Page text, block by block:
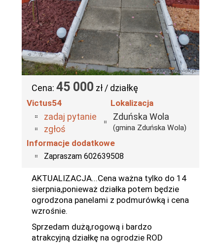
Cena: 45 000 zł / działkę
Victus54
zadaj pytanie
zgłoś
Lokalizacja
Zduńska Wola
(gmina Zduńska Wola)
Informacje dodatkowe
Zapraszam 602639508
AKTUALIZACJA...Cena ważna tylko do 14
sierpnia,ponieważ działka potem będzie
ogrodzona panelami z podmurówką i cena
wzrośnie.
Sprzedam dużą,rogową i bardzo
atrakcyjną działkę na ogrodzie ROD